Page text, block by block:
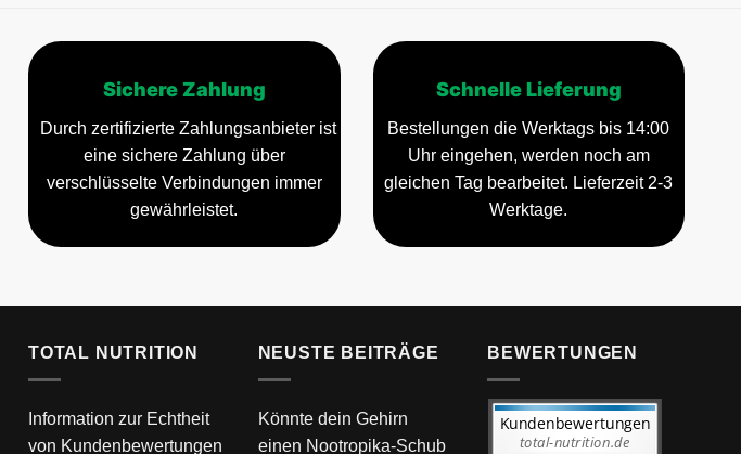
Sichere Zahlung
Durch zertifizierte Zahlungsanbieter ist
eine sichere Zahlung über
verschlüsselte Verbindungen immer
gewährleistet.
Schnelle Lieferung
Bestellungen die Werktags bis 14:00
Uhr eingehen, werden noch am
gleichen Tag bearbeitet. Lieferzeit 2-3
Werktage.
TOTAL NUTRITION
Information zur Echtheit
von Kundenbewertungen
NEUSTE BEITRÄGE
Könnte dein Gehirn
einen Nootropika-Schub
BEWERTUNGEN